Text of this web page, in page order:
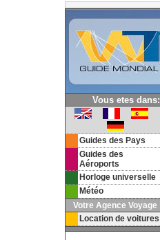
Vous etes dans:
Guides des Pays
Guides des
Aéroports
Horloge universelle
Météo
Votre Agence Voyage
Location de voitures